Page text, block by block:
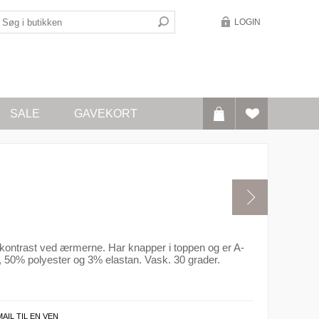
LOGIN
SALE GAVEKORT
ved ærmerne. Har knapper i toppen og er A-
polyester og 3% elastan. Vask. 30 grader.
TIL EN VEN